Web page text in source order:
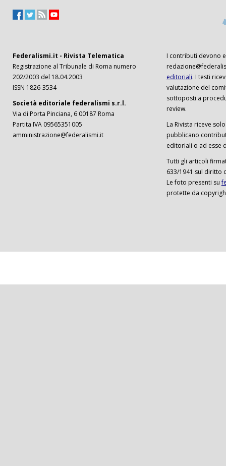
Federalismi.it - Rivista Telematica
Registrazione al Tribunale di Roma numero
202/2003 del 18.04.2003
ISSN 1826-3534
Società editoriale federalismi s.r.l.
Via di Porta Pinciana, 6 00187 Roma
Partita IVA 09565351005
amministrazione@federalismi.it
I contributi devono
editoriali. I testi
valutazione del
sottoposti a
review.
La Rivista riceve
pubblicano
editoriali o ad esse
Tutti gli articoli
633/1941 sul diritto
Le foto presenti su
protette da